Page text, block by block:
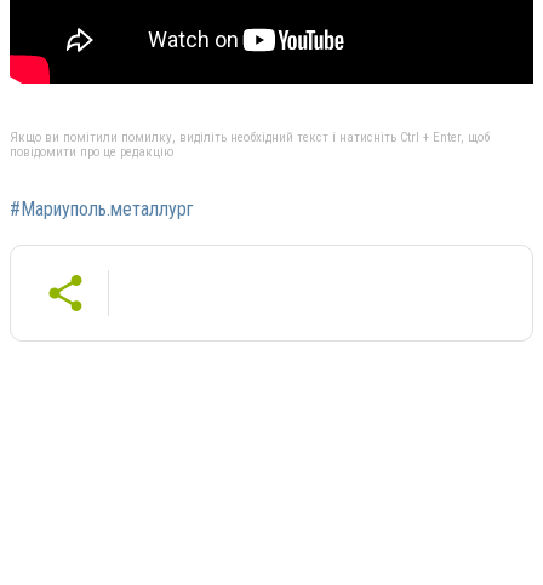
Якщо ви помітили помилку, виділіть необхідний текст і натисніть Ctrl + Enter, щоб
повідомити про це редакцію
#Мариуполь.металлург